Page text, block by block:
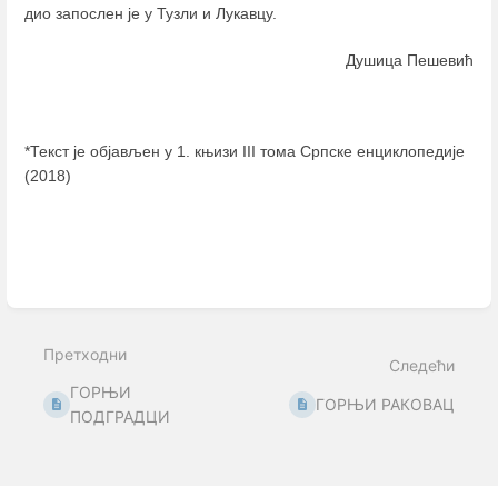
дио запослен је у Тузли и Лукавцу.
Душица Пешевић
*Текст је објављен у 1. књизи III тома Српске енциклопедије
(2018)
Претходни
ГОРЊИ
ПОДГРАДЦИ
Следећи
ГОРЊИ РАКОВАЦ